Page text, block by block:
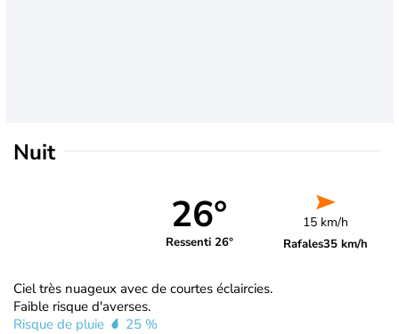
Nuit
26°
Ressenti 26°
15 km/h
Rafales35 km/h
Ciel très nuageux avec de courtes éclaircies.
Faible risque d'averses.
Risque de pluie
25 %